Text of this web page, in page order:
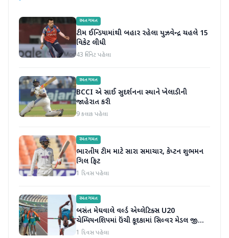
રમતગમત
ટીમ ઈન્ડિયામાંથી બહાર રહેલા યુઝવેન્દ્ર ચહલે 15
વિકેટ લીધી
43 મિનિટ પહેલા
રમતગમત
BCCI એ સાઈ સુદર્શનના સ્થાને ખેલાડીની
જાહેરાત કરી
9 કલાક પહેલા
રમતગમત
ભારતીય ટીમ માટે સારા સમાચાર, કેપ્ટન શુભમન
ગિલ ફિટ
1 દિવસ પહેલા
રમતગમત
બસંત મેઘવાલે વર્લ્ડ એથ્લેટિક્સ U20
ચેમ્પિયનશિપમાં ઉંચી કૂદકામાં સિલ્વર મેડલ જીતીને
ઇતિહાસ રચ્યો
1 દિવસ પહેલા